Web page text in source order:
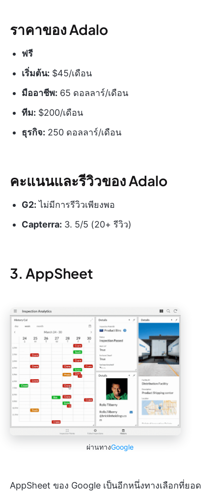
ราคาของ Adalo
ฟรี
เริ่มต้น: $45/เดือน
มืออาชีพ: 65 ดอลลาร์/เดือน
ทีม: $200/เดือน
ธุรกิจ: 250 ดอลลาร์/เดือน
คะแนนและรีวิวของ Adalo
G2: ไม่มีการรีวิวเพียงพอ
Capterra: 3. 5/5 (20+ รีวิว)
3. AppSheet
ผ่านทางGoogle
AppSheet ของ Google เป็นอีกหนึ่งทางเลือกที่ยอด